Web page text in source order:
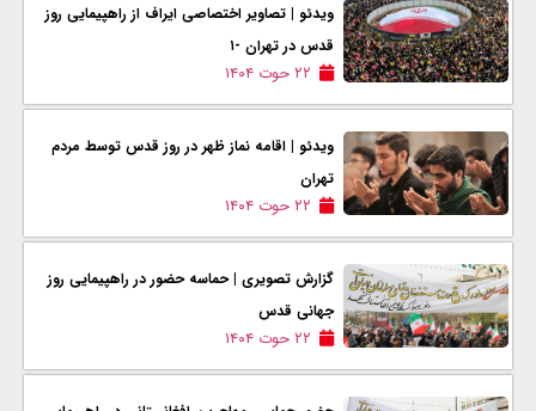
ویدئو | تصاویر اختصاصی ایراف از راهپیمایی روز
قدس در تهران -۱
۲۲ حوت ۱۴۰۴
ویدئو | اقامه نماز ظهر در روز قدس توسط مردم
تهران
۲۲ حوت ۱۴۰۴
گزارش تصویری | حماسه حضور در راهپیمایی روز
جهانی قدس
۲۲ حوت ۱۴۰۴